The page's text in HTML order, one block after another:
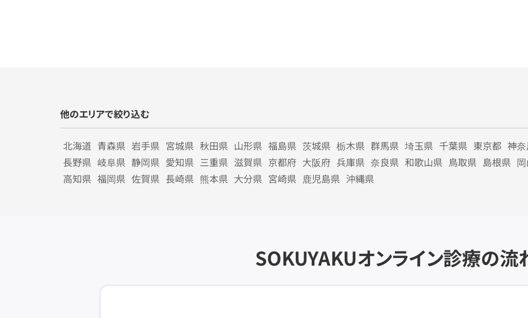
他のエリアで絞り込む
北海道 青森県 岩手県 宮城県 秋田県 山形県 福島県 茨城県 栃木県 群馬県 埼玉県 千葉県 東京都 神
長野県 岐阜県 静岡県 愛知県 三重県 滋賀県 京都府 大阪府 兵庫県 奈良県 和歌山県 鳥取県 島根県
高知県 福岡県 佐賀県 長崎県 熊本県 大分県 宮崎県 鹿児島県 沖縄県
SOKUYAKUオンライン診療の流